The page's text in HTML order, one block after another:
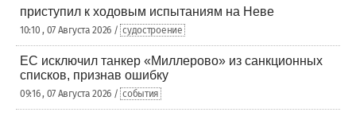
приступил к ходовым испытаниям на Неве
10:10 , 07 Августа 2026 / судостроение
ЕС исключил танкер «Миллерово» из санкционных
списков, признав ошибку
09:16 , 07 Августа 2026 / события